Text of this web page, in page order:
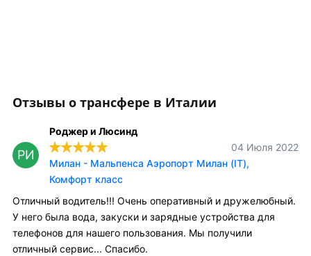
Отзывы о трансфере в Италии
РИ
Роджер и Люсинд
04 Июля 2022
Милан - Мальпенса Аэропорт Милан (IT),
Комфорт класс
Отличный водитель!!! Очень оперативный и дружелюбный.
У него была вода, закуски и зарядные устройства для
телефонов для нашего пользования. Мы получили
отличный сервис... Спасибо.